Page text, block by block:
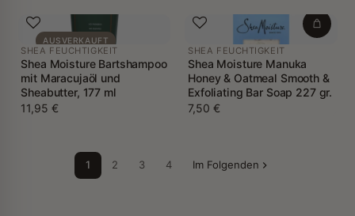
AUSVERKAUFT
SHEA FEUCHTIGKEIT
Shea Moisture Bartshampoo
mit Maracujaöl und
Sheabutter, 177 ml
11,95 €
SHEA FEUCHTIGKEIT
Shea Moisture Manuka
Honey & Oatmeal Smooth &
Exfoliating Bar Soap 227 gr.
7,50 €
1 2 3 4 Im Folgenden